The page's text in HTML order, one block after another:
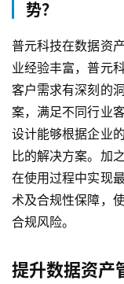
势？
普元科技在数据资
业经验丰富，普元
客户需求有深刻的
案，满足不同行业
设计能够根据企业
比的解决方案。加
在使用过程中实现
术及合规性保障，
合规风险。
提升数据资产